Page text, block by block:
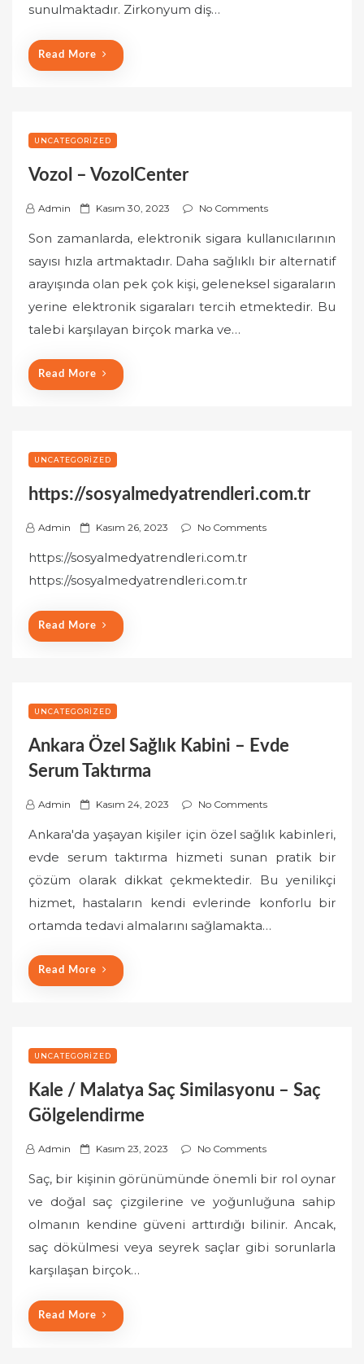
sunulmaktadır. Zirkonyum diş…
Read More
UNCATEGORIZED
Vozol – VozolCenter
Admin
P
s
t
d
Kasım 30, 2023 No Comments
Son zamanlarda, elektronik sigara kullanıcılarının
sayısı hızla artmaktadır. Daha sağlıklı bir alternatif
arayışında olan pek çok kişi, geleneksel sigaraların
yerine elektronik sigaraları tercih etmektedir. Bu
talebi karşılayan birçok marka ve…
Read More
UNCATEGORIZED
https://sosyalmedyatrendleri.com.tr
Admin
P
s
t
d
o
Kasım 26, 2023 No Comments
https://sosyalmedyatrendleri.com.tr
https://sosyalmedyatrendleri.com.tr
Read More
UNCATEGORIZED
Ankara Özel Sağlık Kabini – Evde
Serum Taktırma
Admin
P
t
e
d
Kasım 24, 2023 No Comments
Ankara'da yaşayan kişiler için özel sağlık kabinleri,
evde serum taktırma hizmeti sunan pratik bir
çözüm olarak dikkat çekmektedir. Bu yenilikçi
hizmet, hastaların kendi evlerinde konforlu bir
ortamda tedavi almalarını sağlamakta…
Read More
UNCATEGORIZED
Kale / Malatya Saç Similasyonu – Saç
Gölgelendirme
Admin
P
s
e
d
o
Kasım 23, 2023 No Comments
Saç, bir kişinin görünümünde önemli bir rol oynar
ve doğal saç çizgilerine ve yoğunluğuna sahip
olmanın kendine güveni arttırdığı bilinir. Ancak,
saç dökülmesi veya seyrek saçlar gibi sorunlarla
karşılaşan birçok…
Read More